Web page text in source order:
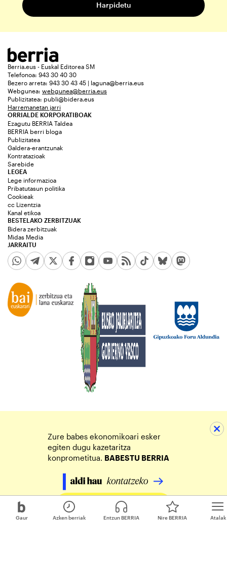
Gaur Atalak
Azken berriak Entzun BERRIA Nire BERRIA
Berria.eus - Euskal Editorea SM
Telefonoa: 943 30 40 30
Bezero arreta: 943 30 43 45 | laguna@berria.eus
Webgunea: webgunea@berria.eus
Publizitatea: publi@bidera.eus
Harremanetan jarri
ORRIALDE KORPORATIBOAK
Ezagutu BERRIA Taldea
BERRIA berri bloga
Publizitatea
Galdera-erantzunak
Kontratazioak
Sarebide
JARRAITU
LEGEA
Lege informazioa
Pribatutasun politika
Cookieak
cc Lizentzia
Kanal etikoa
BESTELAKO ZERBITZUAK
Bidera zerbitzuak
Midas Media
Zure babes ekonomikoari esker
egiten dugu kazetaritza
konprometitua. BABESTU BERRIA
Egin zure ekarpena